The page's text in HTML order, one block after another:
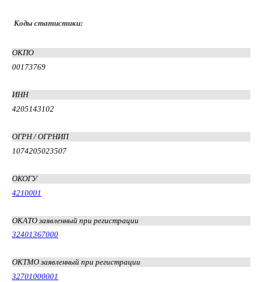
Коды статистики:
ОКПО
00173769
ИНН
4205143102
ОГРН / ОГРНИП
1074205023507
ОКОГУ
4210001
ОКАТО заявленный при регистрации
32401367000
ОКТМО заявленный при регистрации
32701000001